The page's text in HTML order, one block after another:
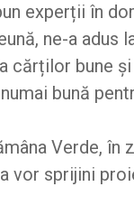
experții în
ne-a adus
cărților bune
bună
Verde,
vor sprijini